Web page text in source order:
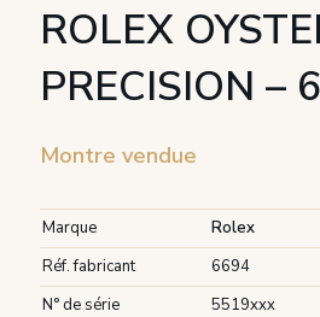
ROLEX
PRECISION –
Montre vendue
Marque
Rolex
Réf. fabricant
6694
N° de série
5519xxx